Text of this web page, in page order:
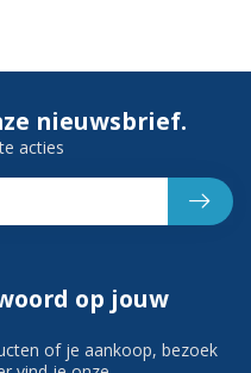
op jouw
of je aankoop, bezoek
nieuwsbrief.
acties